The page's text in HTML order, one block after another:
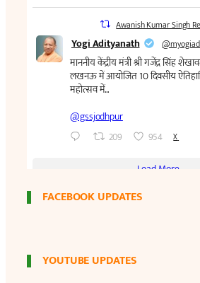
FACEBOOK UPDATES
YOUTUBE UPDATES